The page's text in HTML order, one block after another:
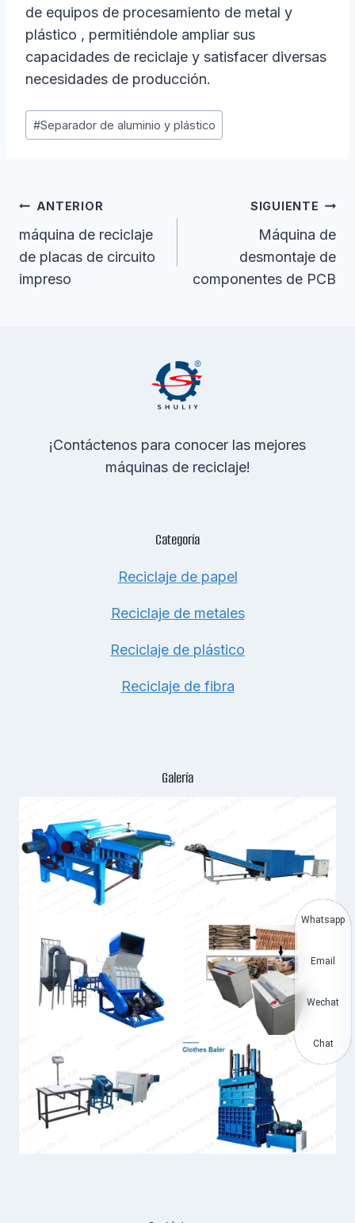
de equipos de procesamiento de metal y
plástico , permitiéndole ampliar sus
capacidades de reciclaje y satisfacer diversas
necesidades de producción.
Etiquetas
de
#Separador de aluminio y plástico
Navegación
De
Entradas
ANTERIOR
máquina de reciclaje
de placas de circuito
impreso
SIGUIENTE
Máquina de
desmontaje de
componentes de PCB
¡Contáctenos para conocer las mejores
máquinas de reciclaje!
Categoría
Reciclaje de papel
Reciclaje de metales
Reciclaje de plástico
Reciclaje de fibra
Galería
Whatsapp
Email
Wechat
Chat